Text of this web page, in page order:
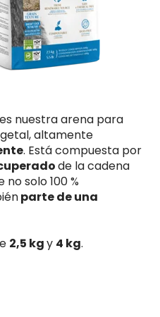
nuestra arena para
altamente
. Está compuesta por
de la cadena
solo 100 %
parte de una
2,5 kgy 4 kg.